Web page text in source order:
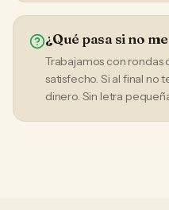
¿Qué pasa si no
Trabajamos con rondas
satisfecho. Si al final no
dinero. Sin letra